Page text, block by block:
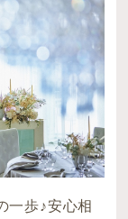
一歩♪安心相